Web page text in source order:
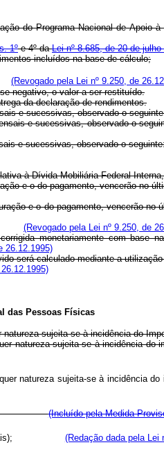
do Programa Nacional de Apoio
1ºe 4º daLei nº 8.685, de 20 de julho
incluídos na base de cálculo;
(Revogado pela Lei nº 9.250, de
negativo, o valor a ser restituído.
da declaração de rendimentos.
e sucessivas, observado o
mensais e sucessivas,
e sucessivas, observado o
à Dívida Mobiliária Federal
apuração e o do pagamento,
de apuração e o do pagamento,
(Revogado pela Lei nº 9.250, de
monetariamente com base
26.12.1995)
será calculado mediante a
das Pessoas Físicas
sujeita-se à incidência do
qualquer natureza sujeita-se à
natureza sujeita-se à
de reais);(Incluído pela Medida
de reais); (Redação dada pela Lei